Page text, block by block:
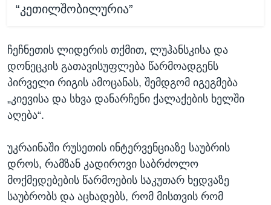
“კეთილშობილურია”
ჩეჩნეთის ლიდერის თქმით, ლუჰანსკისა და
დონეცკის გათავისუფლება წარმოადგენს
პირველი რიგის ამოცანას, შემდგომ იგეგმება
„კიევისა და სხვა დანარჩენი ქალაქების ხელში
აღება“.
უკრაინაში რუსეთის ინტერვენციაზე საუბრის
დროს, რამზან კადიროვი საბრძოლო
მოქმედებების წარმოების საკუთარ ხედვაზე
საუბრობს და აცხადებს, რომ მისთვის რომ